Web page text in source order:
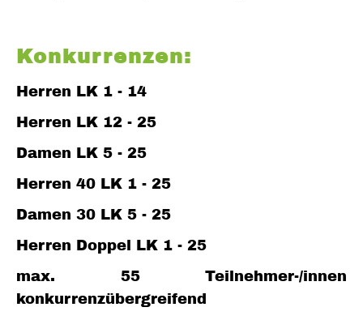
Konkurrenzen:
Herren LK 1 - 14
Herren LK 12 - 25
Damen LK 5 - 25
Herren 40 LK 1 - 25
Damen 30 LK 5 - 25
Herren Doppel LK 1 - 25
max. 55 Teilnehmer-/innen
konkurrenzübergreifend